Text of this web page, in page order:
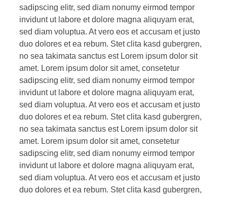
sadipscing elitr, sed diam nonumy eirmod tempor
invidunt ut labore et dolore magna aliquyam erat,
sed diam voluptua. At vero eos et accusam et justo
duo dolores et ea rebum. Stet clita kasd gubergren,
no sea takimata sanctus est Lorem ipsum dolor sit
amet. Lorem ipsum dolor sit amet, consetetur
sadipscing elitr, sed diam nonumy eirmod tempor
invidunt ut labore et dolore magna aliquyam erat,
sed diam voluptua. At vero eos et accusam et justo
duo dolores et ea rebum. Stet clita kasd gubergren,
no sea takimata sanctus est Lorem ipsum dolor sit
amet. Lorem ipsum dolor sit amet, consetetur
sadipscing elitr, sed diam nonumy eirmod tempor
invidunt ut labore et dolore magna aliquyam erat,
sed diam voluptua. At vero eos et accusam et justo
duo dolores et ea rebum. Stet clita kasd gubergren,